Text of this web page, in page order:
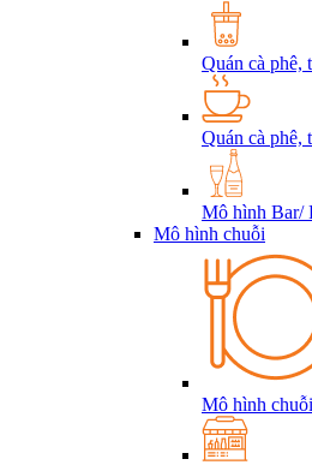
Quán cà phê,
Quán cà phê,
Mô hình Bar/
Mô hình chuỗi
Mô hình